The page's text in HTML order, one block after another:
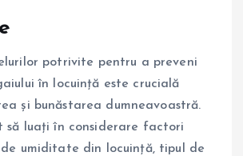
potrivite pentru a preveni
în locuință este crucială
și bunăstarea dumneavoastră.
să luați în considerare factori
de umiditate din locuință, tipul de